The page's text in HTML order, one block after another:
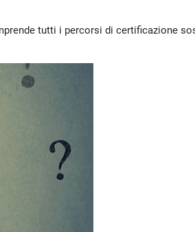
tutti i percorsi di certificazione